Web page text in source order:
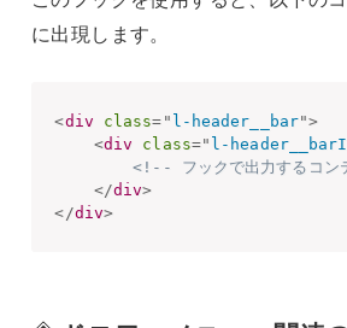
に出現します。
<div class= " l-header__bar">
<div class=" l-
<!-- フックで出力するコ
</div>
</div>